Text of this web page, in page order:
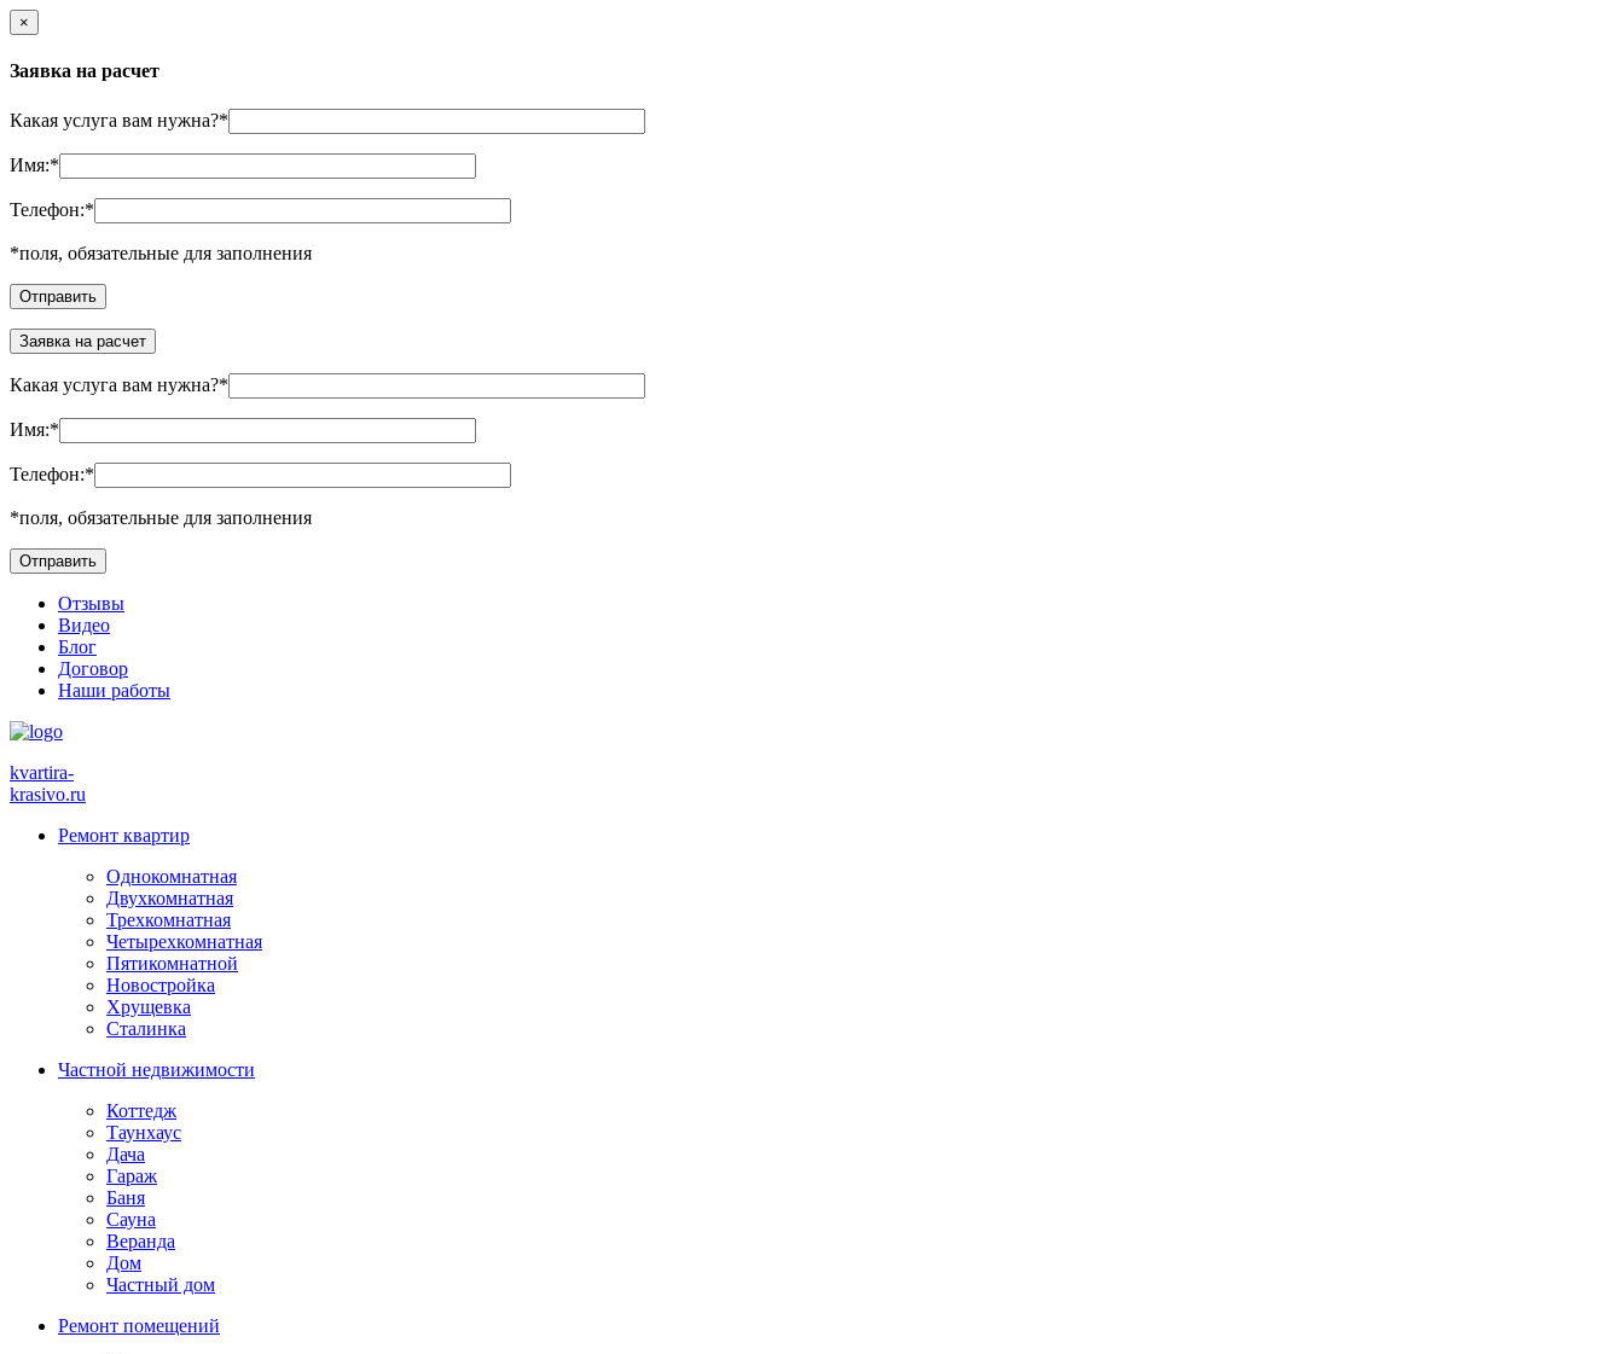
×
Заявка на расчет
Какая услуга вам нужна?*
Имя:*
Телефон:*
*поля, обязательные для заполнения
Заявка на расчет
Какая услуга вам нужна?*
Имя:*
Телефон:*
*поля, обязательные для заполнения
Отзывы
Видео
Блог
Договор
Наши работы
kvartira-
krasivo.ru
Ремонт квартир
Однокомнатная
Двухкомнатная
Трехкомнатная
Четырехкомнатная
Пятикомнатной
Новостройка
Хрущевка
Сталинка
Частной недвижимости
Коттедж
Таунхаус
Дача
Гараж
Баня
Сауна
Веранда
Дом
Частный дом
Ремонт помещений